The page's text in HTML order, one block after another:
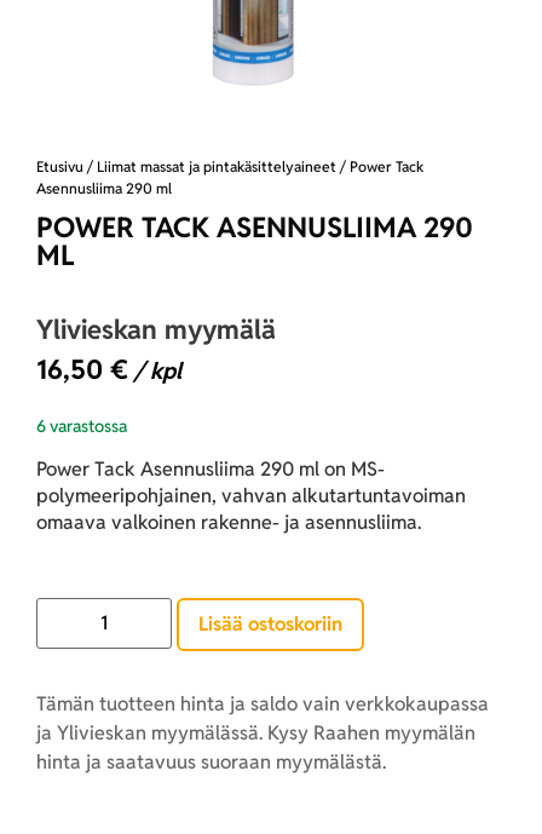
Etusivu / Liimat massat ja pintakäsittelyaineet / Power Tack
Asennusliima 290 ml
POWER TACK ASENNUSLIIMA 290
ML
Ylivieskan myymälä
16,50 € / kpl
6 varastossa
Power Tack Asennusliima 290 ml on MS-
polymeeripohjainen, vahvan alkutartuntavoiman
omaava valkoinen rakenne- ja asennusliima.
Lisää ostoskoriin
Tämän tuotteen hinta ja saldo vain verkkokaupassa
ja Ylivieskan myymälässä. Kysy Raahen myymälän
hinta ja saatavuus suoraan myymälästä.